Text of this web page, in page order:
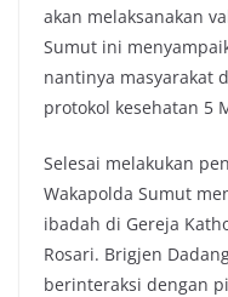
akan melaksanakan
Sumut ini
nantinya masyarakat
protokol kesehatan 5
Selesai melakukan
Wakapolda Sumut
ibadah di Gereja
Rosari. Brigjen
berinteraksi dengan